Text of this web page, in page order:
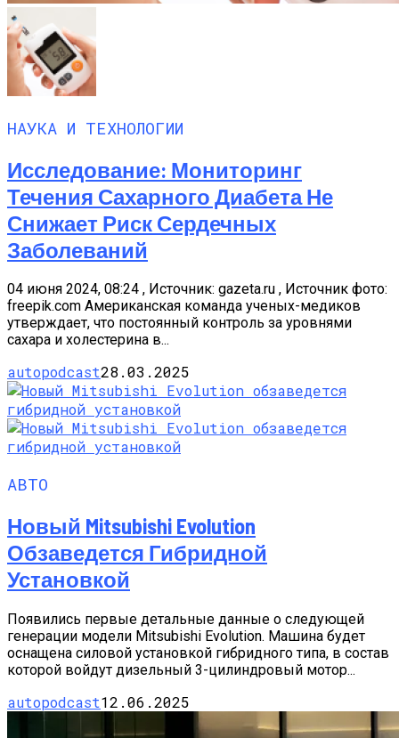
НАУКА И ТЕХНОЛОГИИ
Исследование: Мониторинг
Течения Сахарного Диабета Не
Снижает Риск Сердечных
Заболеваний
04 июня 2024, 08:24 , Источник: gazeta.ru , Источник фото:
freepik.com Американская команда ученых-медиков
утверждает, что постоянный контроль за уровнями
сахара и холестерина в...
autopodcast28.03.2025
АВТО
Новый Mitsubishi Evolution
Обзаведется Гибридной
Установкой
Появились первые детальные данные о следующей
генерации модели Mitsubishi Evolution. Машина будет
оснащена силовой установкой гибридного типа, в состав
которой войдут дизельный 3-цилиндровый мотор...
autopodcast12.06.2025